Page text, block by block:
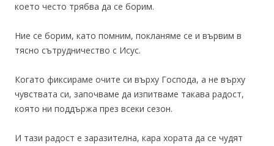
което често трябва да се борим.
Ние се борим, като помним, покланяме се и вървим в
тясно сътрудничество с Исус.
Когато фиксираме очите си върху Господа, а не върху
чувствата си, започваме да изпитваме такава радост,
която ни поддържа през всеки сезон.
И тази радост е заразителна, кара хората да се чудят